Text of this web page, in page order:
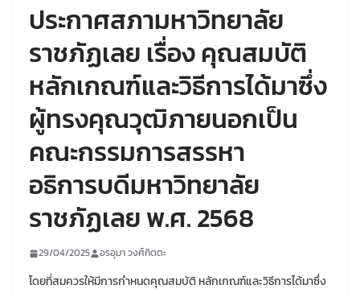
ประกาศสภามหาวิทยาลัย
ราชภัฏเลย เรื่อง คุณสมบัติ
หลักเกณฑ์และวิธีการได้มาซึ่ง
ผู้ทรงคุณวุฒิภายนอกเป็น
คณะกรรมการสรรหา
อธิการบดีมหาวิทยาลัย
ราชภัฏเลย พ.ศ. 2568
29/04/2025 อรอุมา วงศ์กิตตะ
โดยที่สมควรให้มีการกำหนดคุณสมบัติ หลักเกณฑ์และวิธีการได้มาซึ่ง